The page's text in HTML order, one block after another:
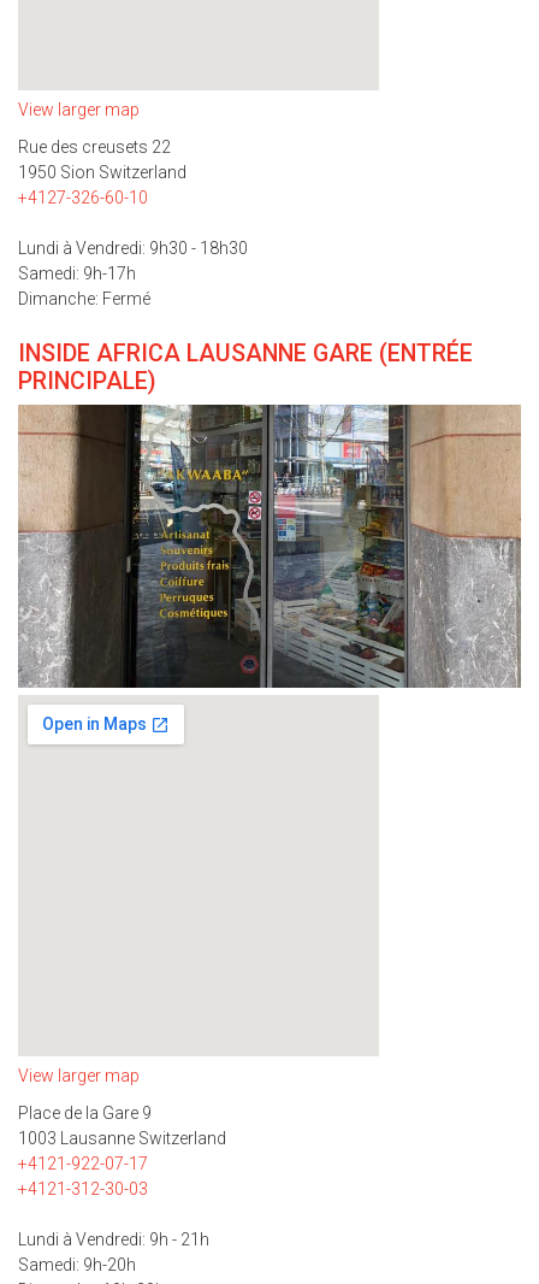
View larger map
Rue des creusets 22
1950 Sion Switzerland
+4127-326-60-10
Lundi à Vendredi: 9h30 - 18h30
Samedi: 9h-17h
Dimanche: Fermé
INSIDE AFRICA LAUSANNE GARE (ENTRÉE
PRINCIPALE)
View larger map
Place de la Gare 9
1003 Lausanne Switzerland
+4121-922-07-17
+4121-312-30-03
Lundi à Vendredi: 9h - 21h
Samedi: 9h-20h